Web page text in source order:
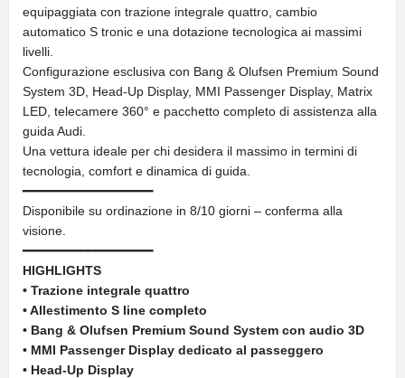
equipaggiata con trazione integrale quattro, cambio
automatico S tronic e una dotazione tecnologica ai massimi
livelli.
Configurazione esclusiva con Bang & Olufsen Premium Sound
System 3D, Head-Up Display, MMI Passenger Display, Matrix
LED, telecamere 360° e pacchetto completo di assistenza alla
guida Audi.
Una vettura ideale per chi desidera il massimo in termini di
tecnologia, comfort e dinamica di guida.
━━━━━━━━━━━━━━━━━━
Disponibile su ordinazione in 8/10 giorni – conferma alla
visione.
━━━━━━━━━━━━━━━━━━
HIGHLIGHTS
• Trazione integrale quattro
• Allestimento S line completo
• Bang & Olufsen Premium Sound System con audio 3D
• MMI Passenger Display dedicato al passeggero
• Head-Up Display